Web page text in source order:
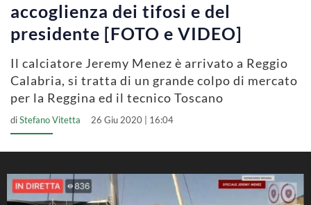
accoglienza dei tifosi e del
presidente [FOTO e VIDEO]
Il calciatore Jeremy Menez è arrivato a Reggio
Calabria, si tratta di un grande colpo di mercato
per la Reggina ed il tecnico Toscano
diStefano Vitetta 26 Giu 2020 | 16:04